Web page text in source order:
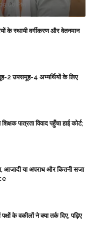
PM
के स्थायी वर्गीकरण और वेतनमान
2 उपसमूह-4 अभ्यर्थियों के लिए
पात्रता विवाद पहुँचा हाई कोर्ट;
आजादी या अपराध और कितनी सजा
के वकीलों ने क्या तर्क दिए, पढ़िए